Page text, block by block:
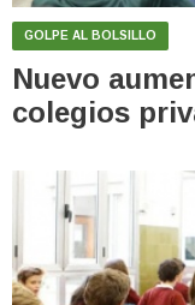
GOLPE AL BOLSILLO
Nuevo
colegios